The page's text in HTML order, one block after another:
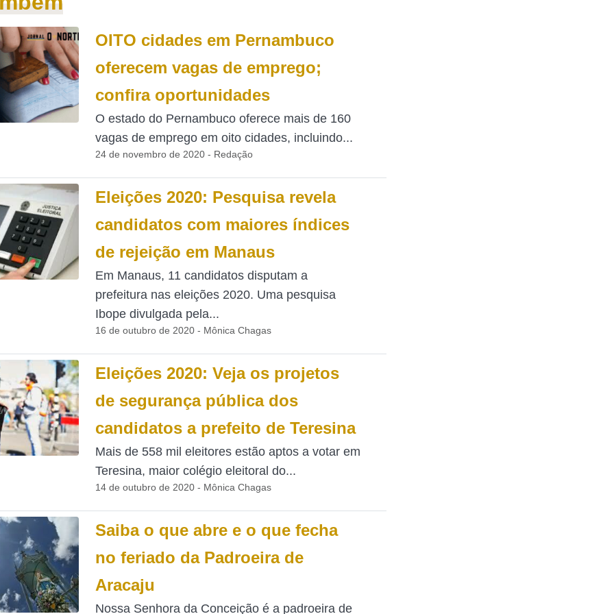
OITO cidades em Pernambuco
oferecem vagas de emprego;
confira oportunidades
O estado do Pernambuco oferece mais de 160
vagas de emprego em oito cidades, incluindo...
24 de novembro de 2020 - Redação
Eleições 2020: Pesquisa revela
candidatos com maiores índices
de rejeição em Manaus
Em Manaus, 11 candidatos disputam a
prefeitura nas eleições 2020. Uma pesquisa
Ibope divulgada pela...
16 de outubro de 2020 - Mônica Chagas
Eleições 2020: Veja os projetos
de segurança pública dos
candidatos a prefeito de Teresina
Mais de 558 mil eleitores estão aptos a votar em
Teresina, maior colégio eleitoral do...
14 de outubro de 2020 - Mônica Chagas
Saiba o que abre e o que fecha
no feriado da Padroeira de
Aracaju
Nossa Senhora da Conceição é a padroeira de